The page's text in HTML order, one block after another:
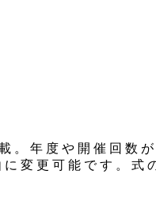
年度や開催回数が
変更可能です。式